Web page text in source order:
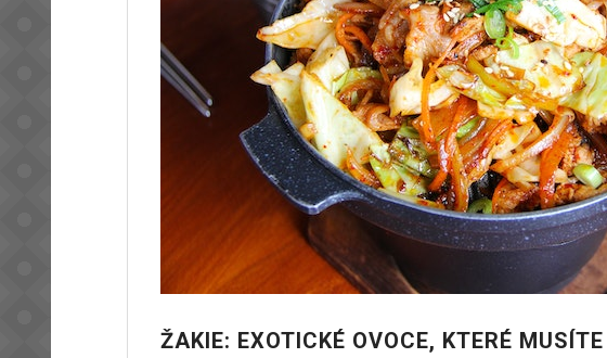
ŽAKIE: EXOTICKÉ OVOCE, KTERÉ